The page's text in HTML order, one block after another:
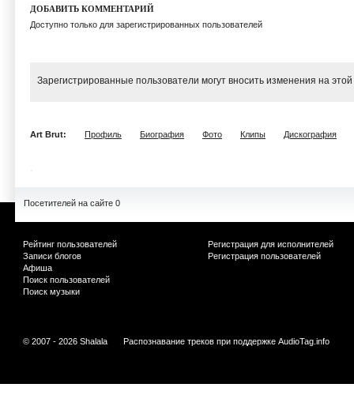
ДОБАВИТЬ КОММЕНТАРИЙ
Доступно только для зарегистрированных пользователей
Зарегистрированные пользователи могут вносить изменения на
Art Brut: Профиль Биография Фото Клипы Дискография
Посетителей на сайте 0
Рейтинг пользователей
Записи блогов
Афиша
Поиск пользователей
Поиск музыки
Регистрация для исполнителей
Регистрация пользователей
© 2007 - 2026 Shalala Распознавание треков при поддержке AudioTag.info